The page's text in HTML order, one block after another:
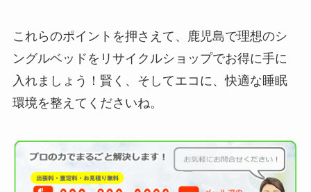
これらのポイントを押さえて、鹿児島で理想のシ
ングルベッドをリサイクルショップでお得に手に
入れましょう！賢く、そしてエコに、快適な睡眠
環境を整えてくださいね。